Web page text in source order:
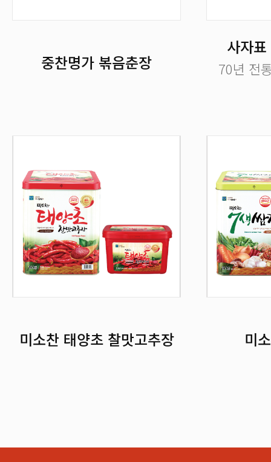
중찬명가 볶음춘장
미소찬 태양초 찰맛고추장
사자
70년 전
미